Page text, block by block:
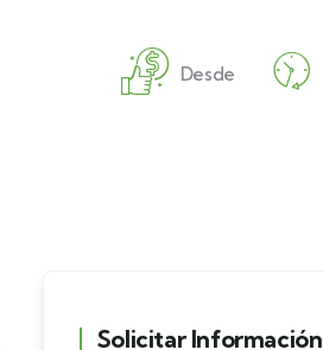
Desde
Solicitar Información